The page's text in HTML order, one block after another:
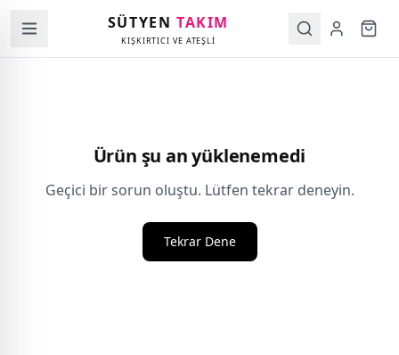
SÜTYENTAKIM
KIŞKIRTICI VE ATEŞLİ
Ürün şu an yüklenemedi
Geçici bir sorun oluştu. Lütfen tekrar deneyin.
Tekrar Dene